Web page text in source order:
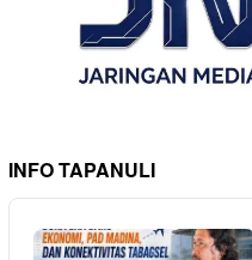
INFO TAPANULI